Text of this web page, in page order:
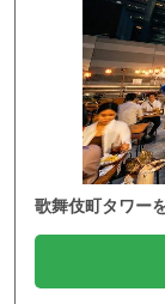
歌舞伎町タワー